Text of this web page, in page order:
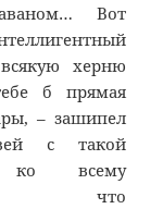
Вот
херню
б прямая
– зашипел
с такой
ко всему
что